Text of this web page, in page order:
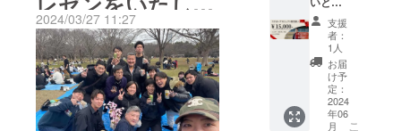
に説明すると作成したリヤ
カーで鎌倉や江ノ島と言っ
た主要観光地を走り回り、
外国人観光客・日本人観光
客向けに自社商品を販売す
まり、今のところ順調に活
動できる見通しが立ってお
ります。現在の状況と今後
の展望についてご支援者様
に限定してお伝えさせてい
した。
2024/03/27 11:27
式で掲
載させ
ていた
だきま
す。 ・
またお
名前に
加えて
「ご指
て支援
してく
ださる
方はこ
ちらか
らお願
いいた
しま
支援
者：
1人
お届
け予
定：
2024
年06
月
こ